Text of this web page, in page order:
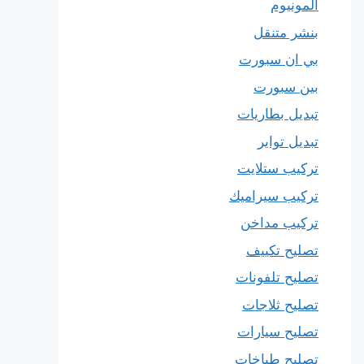
المونيوم
بنشر متنقل
بي ان سبورت
بين سبورت
تبديل بطاريات
تبديل تواير
تركيب ستلايت
تركيب سيراميك
تركيب مداخن
تصليح تكييف
تصليح تلفونات
تصليح ثلاجات
تصليح سيارات
تصليح طباخات